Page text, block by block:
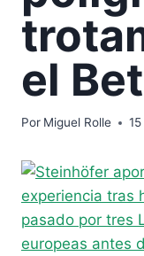
el
Por Miguel Rolle